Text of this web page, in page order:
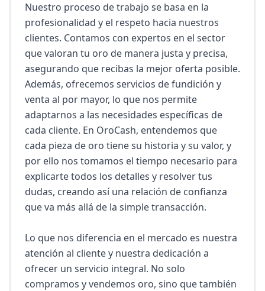
Nuestro proceso de trabajo se basa en la
profesionalidad y el respeto hacia nuestros
clientes. Contamos con expertos en el sector
que valoran tu oro de manera justa y precisa,
asegurando que recibas la mejor oferta posible.
Además, ofrecemos servicios de fundición y
venta al por mayor, lo que nos permite
adaptarnos a las necesidades específicas de
cada cliente. En OroCash, entendemos que
cada pieza de oro tiene su historia y su valor, y
por ello nos tomamos el tiempo necesario para
explicarte todos los detalles y resolver tus
dudas, creando así una relación de confianza
que va más allá de la simple transacción.
Lo que nos diferencia en el mercado es nuestra
atención al cliente y nuestra dedicación a
ofrecer un servicio integral. No solo
compramos y vendemos oro, sino que también